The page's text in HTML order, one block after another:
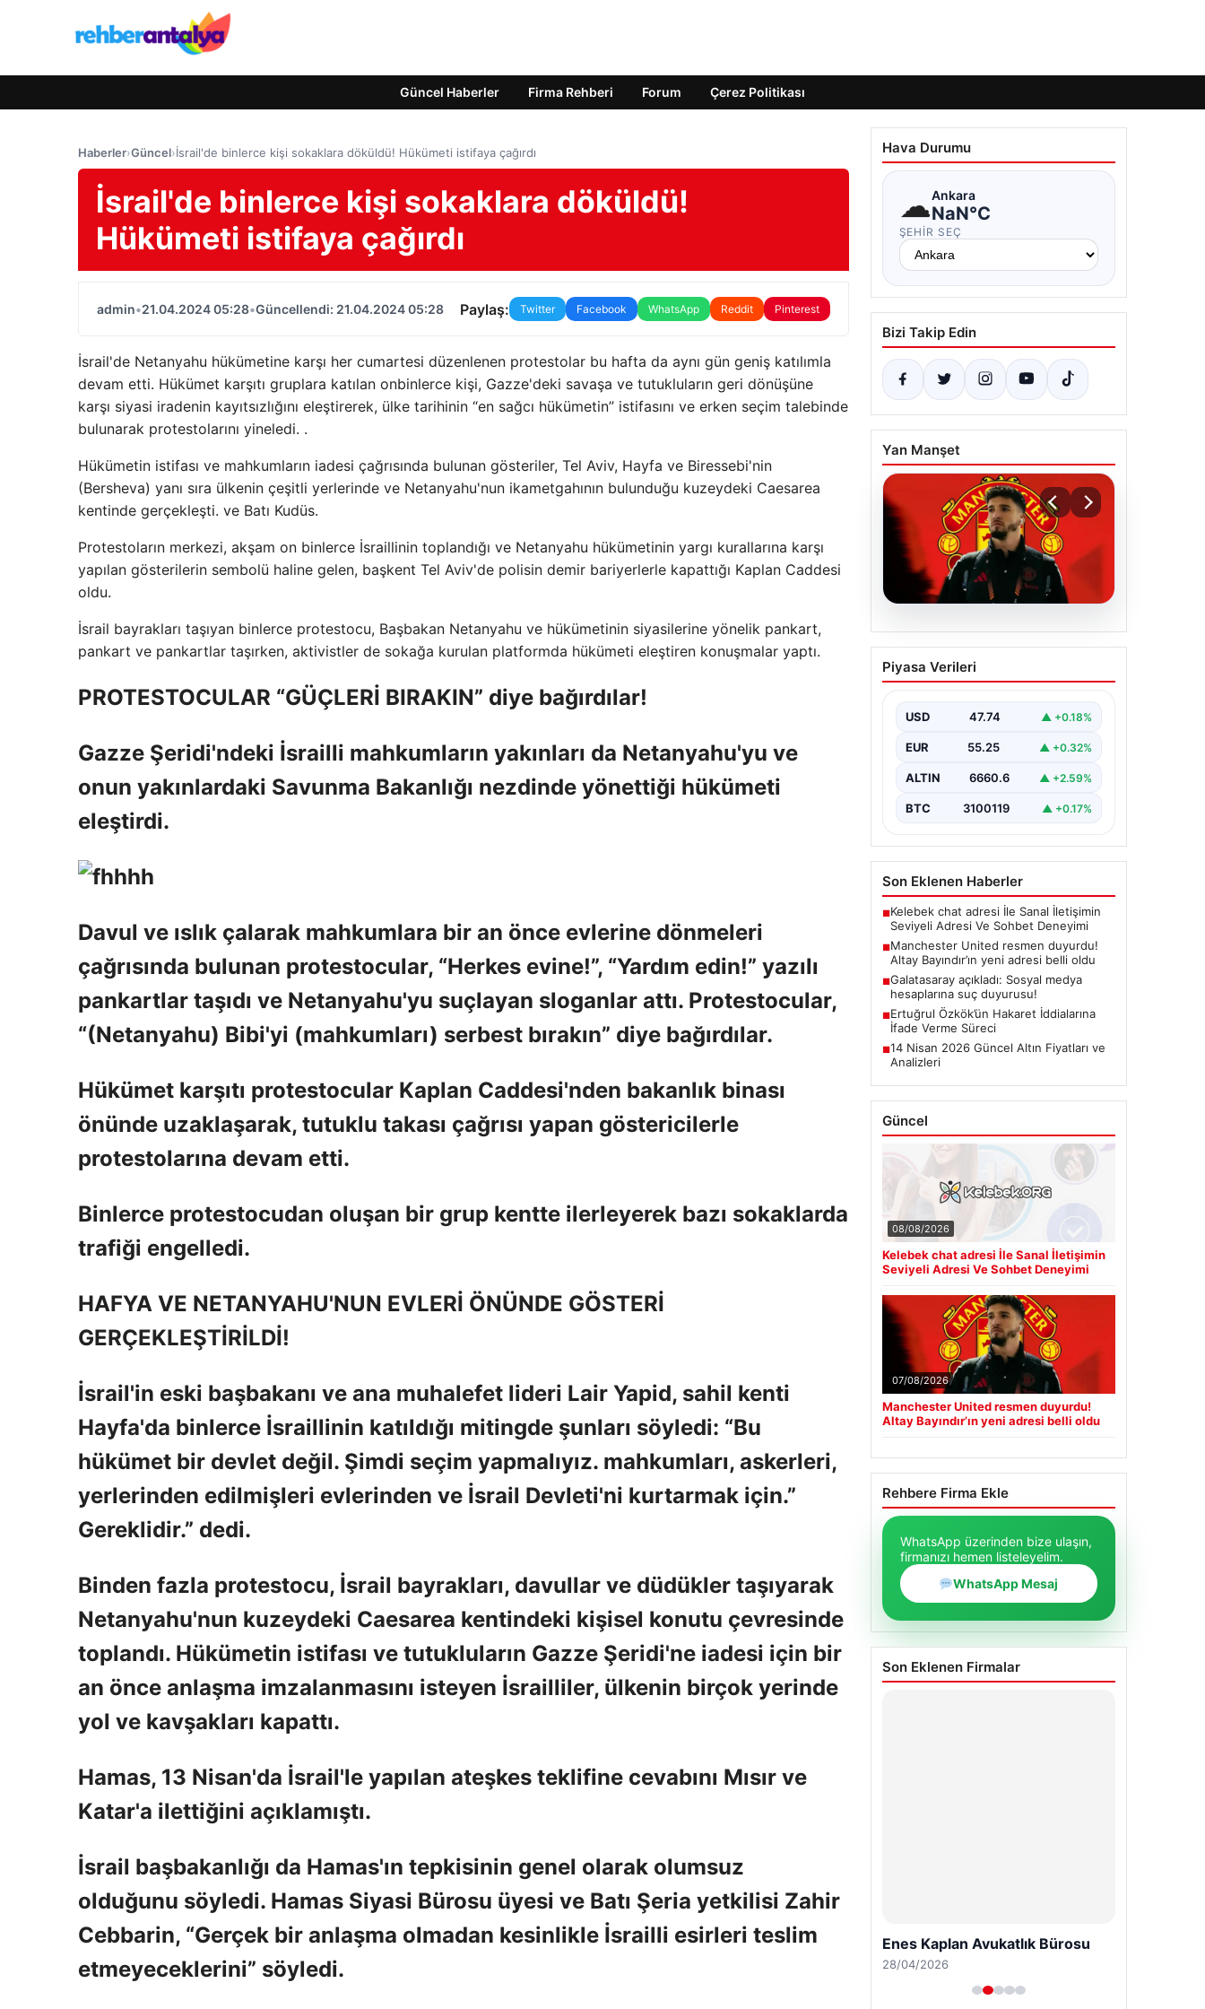
Güncel Haberler Firma Rehberi Forum Çerez Politikası
Haberler›Güncel›İsrail'de binlerce kişi sokaklara döküldü! Hükümeti istifaya çağırdı
İsrail'de binlerce kişi sokaklara döküldü!
Hükümeti istifaya çağırdı
admin•21.04.2024 05:28•Güncellendi: 21.04.2024 05:28 Paylaş: Twitter Facebook WhatsApp Reddit Pinterest
İsrail'de Netanyahu hükümetine karşı her cumartesi düzenlenen protestolar bu hafta da aynı gün geniş katılımla
devam etti. Hükümet karşıtı gruplara katılan onbinlerce kişi, Gazze'deki savaşa ve tutukluların geri dönüşüne
karşı siyasi iradenin kayıtsızlığını eleştirerek, ülke tarihinin “en sağcı hükümetin” istifasını ve erken seçim talebinde
bulunarak protestolarını yineledi. .
Hükümetin istifası ve mahkumların iadesi çağrısında bulunan gösteriler, Tel Aviv, Hayfa ve Biressebi'nin
(Bersheva) yanı sıra ülkenin çeşitli yerlerinde ve Netanyahu'nun ikametgahının bulunduğu kuzeydeki Caesarea
kentinde gerçekleşti. ve Batı Kudüs.
Protestoların merkezi, akşam on binlerce İsraillinin toplandığı ve Netanyahu hükümetinin yargı kurallarına karşı
yapılan gösterilerin sembolü haline gelen, başkent Tel Aviv'de polisin demir bariyerlerle kapattığı Kaplan Caddesi
oldu.
İsrail bayrakları taşıyan binlerce protestocu, Başbakan Netanyahu ve hükümetinin siyasilerine yönelik pankart,
pankart ve pankartlar taşırken, aktivistler de sokağa kurulan platformda hükümeti eleştiren konuşmalar yaptı.
PROTESTOCULAR “GÜÇLERİ BIRAKIN” diye bağırdılar!
Gazze Şeridi'ndeki İsrailli mahkumların yakınları da Netanyahu'yu ve
onun yakınlardaki Savunma Bakanlığı nezdinde yönettiği hükümeti
eleştirdi.
Davul ve ıslık çalarak mahkumlara bir an önce evlerine dönmeleri
çağrısında bulunan protestocular, “Herkes evine!”, “Yardım edin!” yazılı
pankartlar taşıdı ve Netanyahu'yu suçlayan sloganlar attı. Protestocular,
“(Netanyahu) Bibi'yi (mahkumları) serbest bırakın” diye bağırdılar.
Hükümet karşıtı protestocular Kaplan Caddesi'nden bakanlık binası
önünde uzaklaşarak, tutuklu takası çağrısı yapan göstericilerle
protestolarına devam etti.
Binlerce protestocudan oluşan bir grup kentte ilerleyerek bazı sokaklarda
trafiği engelledi.
HAFYA VE NETANYAHU'NUN EVLERİ ÖNÜNDE GÖSTERİ
GERÇEKLEŞTİRİLDİ!
İsrail'in eski başbakanı ve ana muhalefet lideri Lair Yapid, sahil kenti
Hayfa'da binlerce İsraillinin katıldığı mitingde şunları söyledi: “Bu
hükümet bir devlet değil. Şimdi seçim yapmalıyız. mahkumları, askerleri,
yerlerinden edilmişleri evlerinden ve İsrail Devleti'ni kurtarmak için.”
Gereklidir.” dedi.
Binden fazla protestocu, İsrail bayrakları, davullar ve düdükler taşıyarak
Netanyahu'nun kuzeydeki Caesarea kentindeki kişisel konutu çevresinde
toplandı. Hükümetin istifası ve tutukluların Gazze Şeridi'ne iadesi için bir
an önce anlaşma imzalanmasını isteyen İsrailliler, ülkenin birçok yerinde
yol ve kavşakları kapattı.
Hamas, 13 Nisan'da İsrail'le yapılan ateşkes teklifine cevabını Mısır ve
Katar'a ilettiğini açıklamıştı.
İsrail başbakanlığı da Hamas'ın tepkisinin genel olarak olumsuz
olduğunu söyledi. Hamas Siyasi Bürosu üyesi ve Batı Şeria yetkilisi Zahir
Cebbarin, “Gerçek bir anlaşma olmadan kesinlikle İsrailli esirleri teslim
etmeyeceklerini” söyledi.
Hava Durumu
☁Ankara
NaN°C
ŞEHIR SEÇ
Bizi Takip Edin
Yan Manşet
07.08.2026
Manchester United
resmen duyurdu! Altay
belli oldu
Piyasa Verileri
USD 47.74 ▲ +0.18%
EUR 55.25 ▲ +0.32%
ALTIN 6660.6 ▲ +2.59%
BTC 3100119 ▲ +0.17%
Son Eklenen Haberler
■Kelebek chat adresi İle Sanal İletişimin
Seviyeli Adresi Ve Sohbet Deneyimi
■Manchester United resmen duyurdu!
Altay Bayındır’ın yeni adresi belli oldu
■Galatasaray açıkladı: Sosyal medya
hesaplarına suç duyurusu!
■Ertuğrul Özkök’ün Hakaret İddialarına
İfade Verme Süreci
■14 Nisan 2026 Güncel Altın Fiyatları ve
Analizleri
Güncel
08/08/2026
Kelebek chat adresi İle Sanal İletişimin
Seviyeli Adresi Ve Sohbet Deneyimi
07/08/2026
Manchester United resmen duyurdu!
Altay Bayındır’ın yeni adresi belli oldu
Rehbere Firma Ekle
WhatsApp üzerinden bize ulaşın,
firmanızı hemen listeleyelim.
WhatsApp Mesaj
Son Eklenen Firmalar
Enes Kaplan Avukatlık Bürosu
28/04/2026